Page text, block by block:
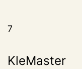
7
KleMaster